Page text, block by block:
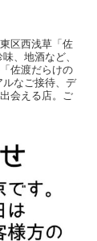
区西浅草「佐
、地酒など、
佐渡だらけの
ルなご接待、デ
会える店。ご